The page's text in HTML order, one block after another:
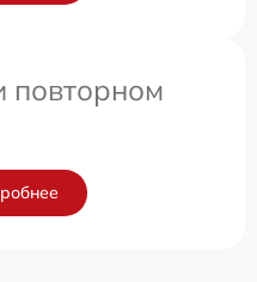
повторном